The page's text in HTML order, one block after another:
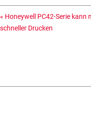
« Honeywell PC42-Serie kann
schneller Drucken